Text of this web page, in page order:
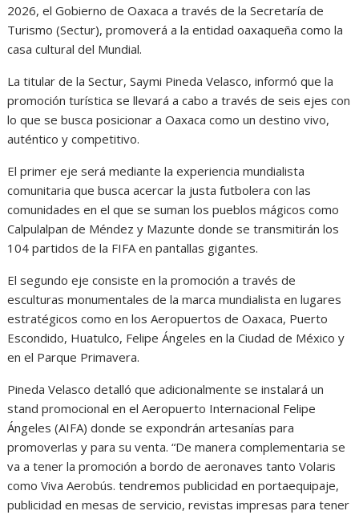
2026, el Gobierno de Oaxaca a través de la Secretaría de
Turismo (Sectur), promoverá a la entidad oaxaqueña como la
casa cultural del Mundial.
La titular de la Sectur, Saymi Pineda Velasco, informó que la
promoción turística se llevará a cabo a través de seis ejes con
lo que se busca posicionar a Oaxaca como un destino vivo,
auténtico y competitivo.
El primer eje será mediante la experiencia mundialista
comunitaria que busca acercar la justa futbolera con las
comunidades en el que se suman los pueblos mágicos como
Calpulalpan de Méndez y Mazunte donde se transmitirán los
104 partidos de la FIFA en pantallas gigantes.
El segundo eje consiste en la promoción a través de
esculturas monumentales de la marca mundialista en lugares
estratégicos como en los Aeropuertos de Oaxaca, Puerto
Escondido, Huatulco, Felipe Ángeles en la Ciudad de México y
en el Parque Primavera.
Pineda Velasco detalló que adicionalmente se instalará un
stand promocional en el Aeropuerto Internacional Felipe
Ángeles (AIFA) donde se expondrán artesanías para
promoverlas y para su venta. “De manera complementaria se
va a tener la promoción a bordo de aeronaves tanto Volaris
como Viva Aerobús. tendremos publicidad en portaequipaje,
publicidad en mesas de servicio, revistas impresas para tener